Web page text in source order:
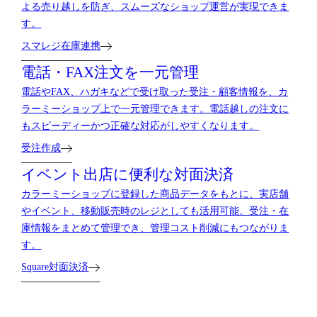
よる売り越しを防ぎ、スムーズなショップ運営が実現できま
す。
スマレジ在庫連携
電話・FAX注文を一元管理
電話やFAX、ハガキなどで受け取った受注・顧客情報を、カ
ラーミーショップ上で一元管理できます。電話越しの注文に
もスピーディーかつ正確な対応がしやすくなります。
受注作成
イベント出店に便利な対面決済
カラーミーショップに登録した商品データをもとに、実店舗
やイベント、移動販売時のレジとしても活用可能。受注・在
庫情報をまとめて管理でき、管理コスト削減にもつながりま
す。
Square対面決済